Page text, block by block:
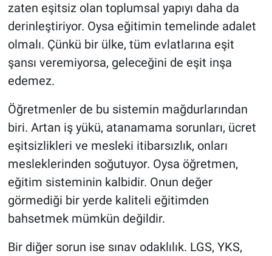
zaten eşitsiz olan toplumsal yapıyı daha da
derinleştiriyor. Oysa eğitimin temelinde adalet
olmalı. Çünkü bir ülke, tüm evlatlarına eşit
şansı veremiyorsa, geleceğini de eşit inşa
edemez.
Öğretmenler de bu sistemin mağdurlarından
biri. Artan iş yükü, atanamama sorunları, ücret
eşitsizlikleri ve mesleki itibarsızlık, onları
mesleklerinden soğutuyor. Oysa öğretmen,
eğitim sisteminin kalbidir. Onun değer
görmediği bir yerde kaliteli eğitimden
bahsetmek mümkün değildir.
Bir diğer sorun ise sınav odaklılık. LGS, YKS,